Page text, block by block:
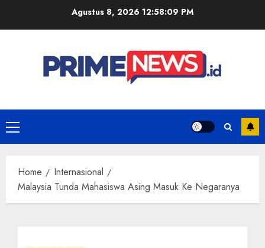
Agustus 8, 202612:58:10 PM
Primary
Menu
Home
Internasional
Malaysia Tunda Mahasiswa Asing Masuk Ke Negaranya